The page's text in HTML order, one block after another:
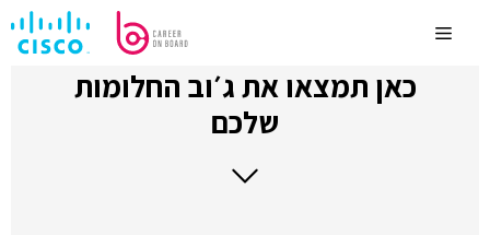
לתוכןMenu
כאן תמצאו את ג׳וב החלומות
שלכם